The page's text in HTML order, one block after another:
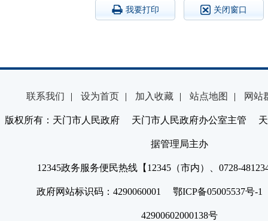
我要打印 关闭窗口
联系我们 | 设为首页 | 加入收藏 | 站点地图 | 网站
版权所有：天门市人民政府 天门市人民政府办公室主管 天
据管理局主办
12345政务服务便民热线【12345（市内）、0728-
政府网站标识码：4290060001 鄂ICP备05005537号
42900602000138号